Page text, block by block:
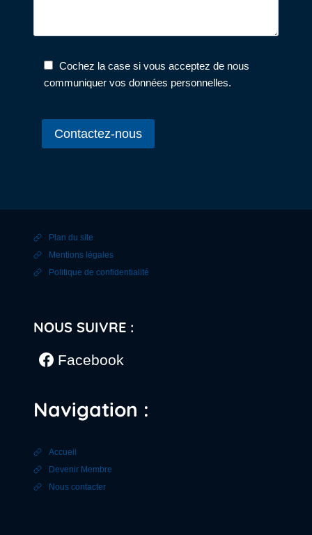
Cochez la case si vous acceptez de nous
communiquer vos données personnelles.
Plan du site
Mentions légales
Politique de confidentialité
NOUS SUIVRE :
Facebook
Navigation :
Accueil
Devenir Membre
Nous contacter